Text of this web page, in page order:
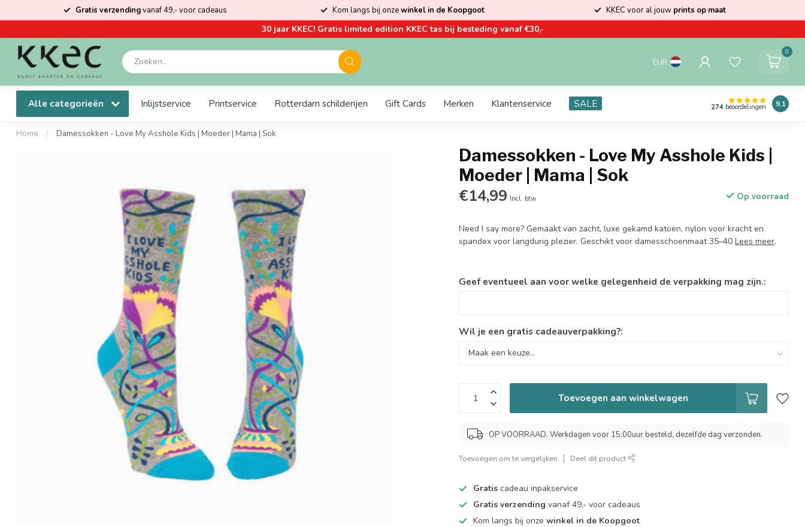
Gratis verzendingvanaf 49,- voor cadeaus Kom langs bij onzewinkel in de Koopgoot KKEC voor al jouw prints op maat
30 jaar KKEC! Gratis limited edition KKEC tas bij besteding vanaf €30,-
EUR
0
Alle categorieën Inlijstservice Printservice Rotterdam schilderijen Gift Cards Merken Klantenservice SALE 274 beoordelingen 9.1
Home / Damessokken - Love My Asshole Kids | Moeder | Mama | Sok
Damessokken - Love My Asshole Kids |
Moeder | Mama | Sok
€14,99 Incl. btw Op voorraad
Need I say more? Gemaakt van zacht, luxe gekamd katoen, nylon voor kracht en
spandex voor langdurig plezier. Geschikt voor damesschoenmaat 35–40Lees meer.
Geef eventueel aan voor welke gelegenheid de verpakking mag zijn.:
Wil je een gratis cadeauverpakking?:
Toevoegen aan winkelwagen
OP VOORRAAD. Werkdagen voor 15:00uur besteld, dezelfde dag verzonden.
Toevoegen om te vergelijken Deel dit product
Gratis cadeau inpakservice
Gratis verzending vanaf 49,- voor cadeaus
Kom langs bij onzewinkel in de Koopgoot